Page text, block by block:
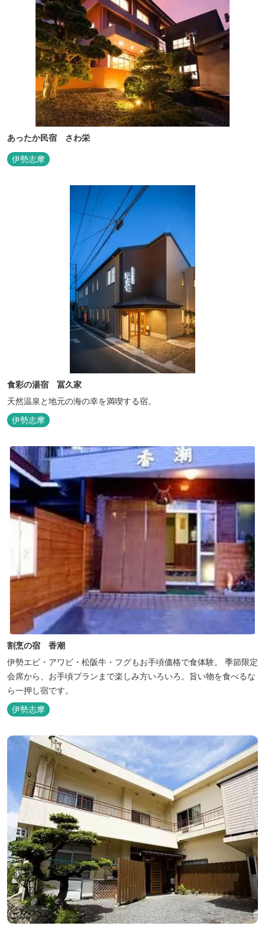
あったか民宿 さわ栄
伊勢志摩
食彩の湯宿 冨久家
天然温泉と地元の海の幸を満喫する宿。
伊勢志摩
割烹の宿 香潮
伊勢エビ・アワビ・松阪牛・フグもお手頃価格で食体験。 季節限定
会席から、お手頃プランまで楽しみ方いろいろ。旨い物を食べるな
ら一押し宿です。
伊勢志摩